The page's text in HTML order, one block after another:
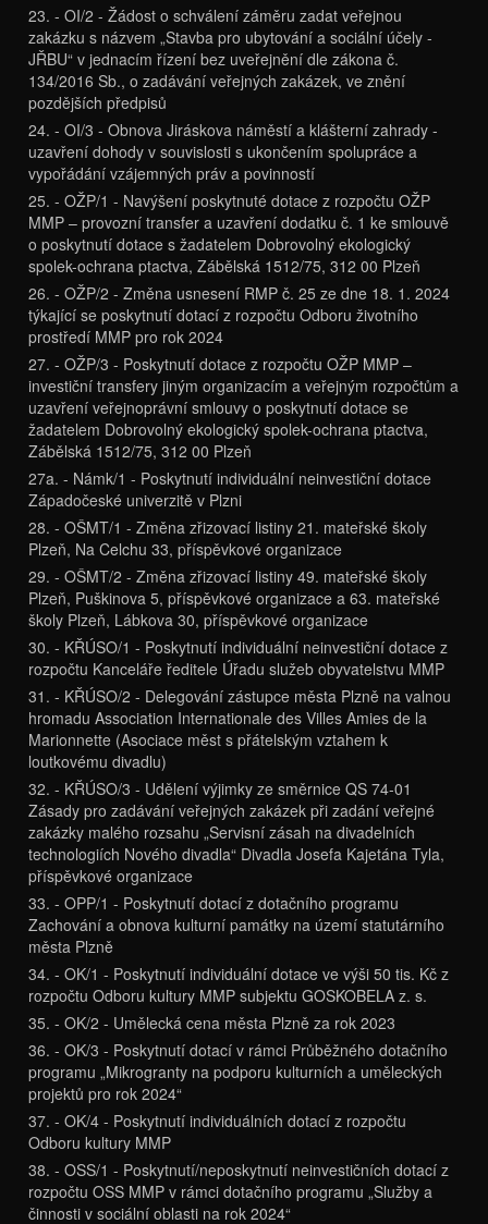
23. - OI/2 - Žádost o schválení záměru zadat veřejnou
zakázku s názvem „Stavba pro ubytování a sociální účely -
JŘBU“ v jednacím řízení bez uveřejnění dle zákona č.
134/2016 Sb., o zadávání veřejných zakázek, ve znění
pozdějších předpisů
24. - OI/3 - Obnova Jiráskova náměstí a klášterní zahrady -
uzavření dohody v souvislosti s ukončením spolupráce a
vypořádání vzájemných práv a povinností
25. - OŽP/1 - Navýšení poskytnuté dotace z rozpočtu OŽP
MMP – provozní transfer a uzavření dodatku č. 1 ke smlouvě
o poskytnutí dotace s žadatelem Dobrovolný ekologický
spolek-ochrana ptactva, Zábělská 1512/75, 312 00 Plzeň
26. - OŽP/2 - Změna usnesení RMP č. 25 ze dne 18. 1. 2024
týkající se poskytnutí dotací z rozpočtu Odboru životního
prostředí MMP pro rok 2024
27. - OŽP/3 - Poskytnutí dotace z rozpočtu OŽP MMP –
investiční transfery jiným organizacím a veřejným rozpočtům a
uzavření veřejnoprávní smlouvy o poskytnutí dotace se
žadatelem Dobrovolný ekologický spolek-ochrana ptactva,
Zábělská 1512/75, 312 00 Plzeň
27a. - Námk/1 - Poskytnutí individuální neinvestiční dotace
Západočeské univerzitě v Plzni
28. - OŠMT/1 - Změna zřizovací listiny 21. mateřské školy
Plzeň, Na Celchu 33, příspěvkové organizace
29. - OŠMT/2 - Změna zřizovací listiny 49. mateřské školy
Plzeň, Puškinova 5, příspěvkové organizace a 63. mateřské
školy Plzeň, Lábkova 30, příspěvkové organizace
30. - KŘÚSO/1 - Poskytnutí individuální neinvestiční dotace z
rozpočtu Kanceláře ředitele Úřadu služeb obyvatelstvu MMP
31. - KŘÚSO/2 - Delegování zástupce města Plzně na valnou
hromadu Association Internationale des Villes Amies de la
Marionnette (Asociace měst s přátelským vztahem k
loutkovému divadlu)
32. - KŘÚSO/3 - Udělení výjimky ze směrnice QS 74-01
Zásady pro zadávání veřejných zakázek při zadání veřejné
zakázky malého rozsahu „Servisní zásah na divadelních
technologiích Nového divadla“ Divadla Josefa Kajetána Tyla,
příspěvkové organizace
33. - OPP/1 - Poskytnutí dotací z dotačního programu
Zachování a obnova kulturní památky na území statutárního
města Plzně
34. - OK/1 - Poskytnutí individuální dotace ve výši 50 tis. Kč z
rozpočtu Odboru kultury MMP subjektu GOSKOBELA z. s.
35. - OK/2 - Umělecká cena města Plzně za rok 2023
36. - OK/3 - Poskytnutí dotací v rámci Průběžného dotačního
programu „Mikrogranty na podporu kulturních a uměleckých
projektů pro rok 2024“
37. - OK/4 - Poskytnutí individuálních dotací z rozpočtu
Odboru kultury MMP
38. - OSS/1 - Poskytnutí/neposkytnutí neinvestičních dotací z
rozpočtu OSS MMP v rámci dotačního programu „Služby a
činnosti v sociální oblasti na rok 2024“